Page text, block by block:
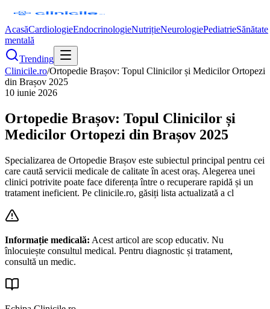
AcasăCardiologieEndocrinologieNutrițieNeurologiePediatrieSănătate
mentală
Trending
Clinicile.ro/Ortopedie Brașov: Topul Clinicilor și Medicilor Ortopezi
din Brașov 2025
10 iunie 2026
Ortopedie Brașov: Topul Clinicilor și
Medicilor Ortopezi din Brașov 2025
Specializarea de Ortopedie Brașov este subiectul principal pentru cei
care caută servicii medicale de calitate în acest oraș. Alegerea unei
clinici potrivite poate face diferența între o recuperare rapidă și un
tratament ineficient. Pe clinicile.ro, găsiți lista actualizată a cl
Informație medicală: Acest articol are scop educativ. Nu
înlocuiește consultul medical. Pentru diagnostic și tratament,
consultă un medic.